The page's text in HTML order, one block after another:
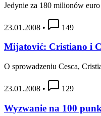
Jedynie za 180 milionów euro
23.01.2008 • 149
Mijatović: Cristiano i
O sprowadzeniu Cesca,
23.01.2008 • 129
Wyzwanie na 100